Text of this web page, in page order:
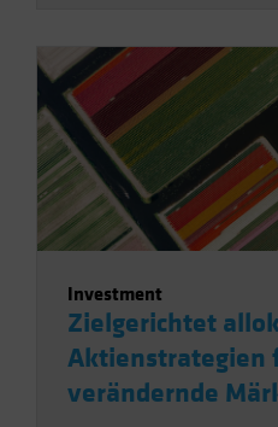
Investment
Zielgerichtet
Aktienstrategien
verändernde